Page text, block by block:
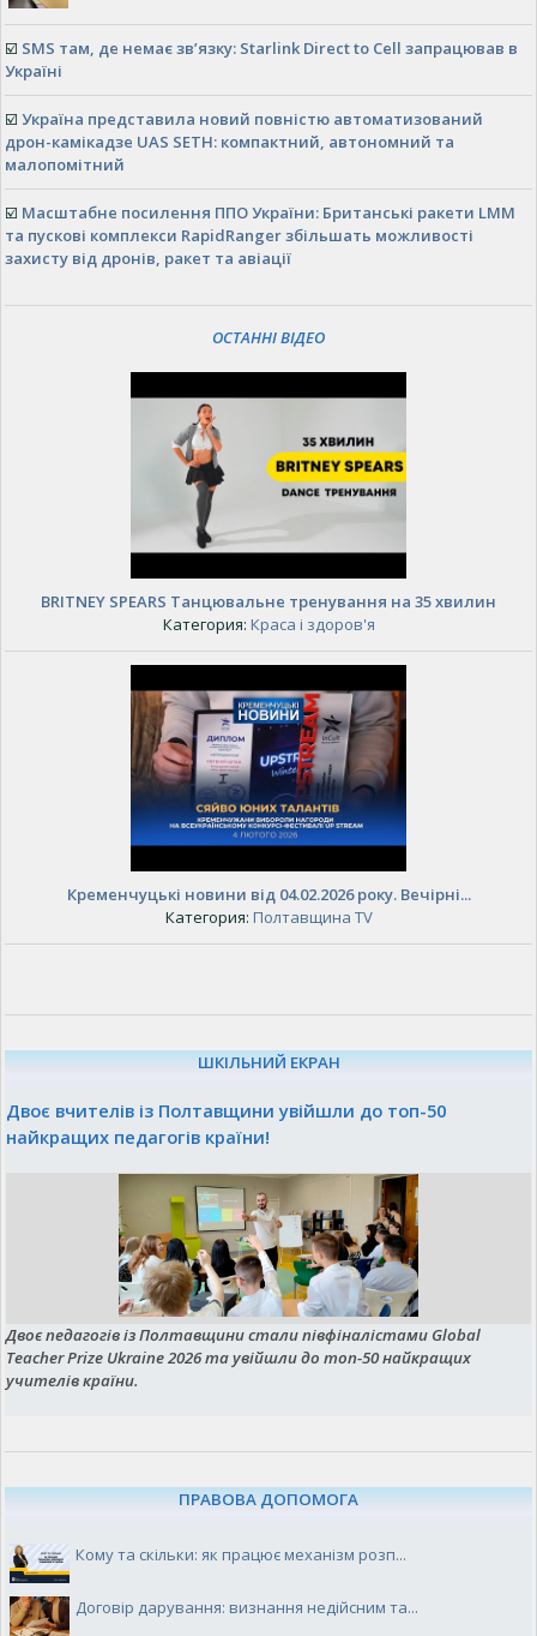
☑️ SMS там, де немає зв’язку: Starlink Direct to Cell запрацював в
Україні
☑️ Україна представила новий повністю автоматизований
дрон-камікадзе UAS SETH: компактний, автономний та
малопомітний
☑️ Масштабне посилення ППО України: Британські ракети LMM
та пускові комплекси RapidRanger збільшать можливості
захисту від дронів, ракет та авіації
ОСТАННІ ВІДЕО
BRITNEY SPEARS Танцювальне тренування на 35 хвилин
Категория: Краса і здоров'я
Кременчуцькі новини від 04.02.2026 року. Вечірні...
Категория: Полтавщина TV
ШКІЛЬНИЙ ЕКРАН
Двоє вчителів із Полтавщини увійшли до топ-50
найкращих педагогів країни!
Двоє педагогів із Полтавщини стали півфіналістами Global
Teacher Prize Ukraine 2026 та увійшли до топ-50 найкращих
учителів країни.
ПРАВОВА ДОПОМОГА
Кому та скільки: як працює механізм розп...
Договір дарування: визнання недійсним та...